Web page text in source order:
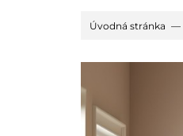
Úvodná stránka